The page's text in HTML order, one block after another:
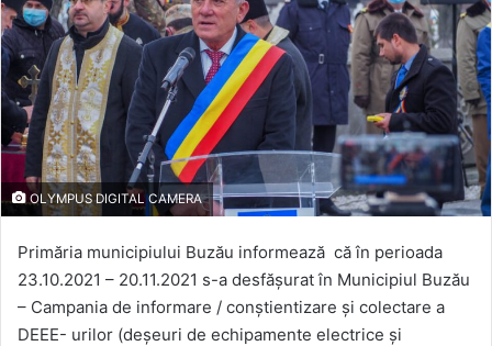
OLYMPUS DIGITAL CAMERA
Primăria municipiului Buzău informează că în perioada
23.10.2021 – 20.11.2021 s-a desfășurat în Municipiul Buzău
– Campania de informare / conștientizare și colectare a
DEEE- urilor (deșeuri de echipamente electrice și